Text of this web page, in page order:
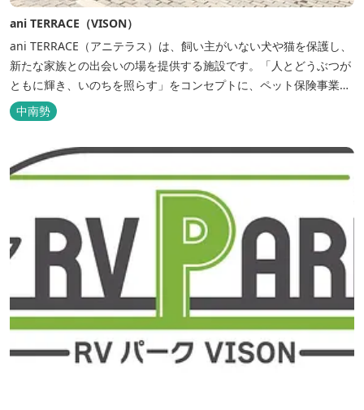
ani TERRACE（VISON）
ani TERRACE（アニテラス）は、飼い主がいない犬や猫を保護し、
新たな家族との出会いの場を提供する施設です。「人とどうぶつが
ともに輝き、いのちを照らす」をコンセプトに、ペット保険事業を
行うアニコムグループが運営します。また、本施設では、飼い主様
と一緒にVISONへ訪れたペットを一時的にお預かりするペットホテ
中南勢